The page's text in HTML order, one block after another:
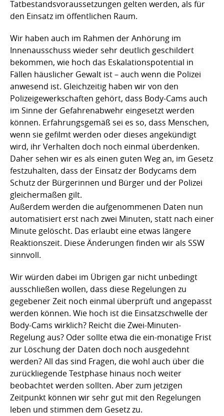
Tatbestandsvoraussetzungen gelten werden, als für
den Einsatz im öffentlichen Raum.
Wir haben auch im Rahmen der Anhörung im
Innenausschuss wieder sehr deutlich geschildert
bekommen, wie hoch das Eskalationspotential in
Fällen häuslicher Gewalt ist – auch wenn die Polizei
anwesend ist. Gleichzeitig haben wir von den
Polizeigewerkschaften gehört, dass Body-Cams auch
im Sinne der Gefahrenabwehr eingesetzt werden
können. Erfahrungsgemäß sei es so, dass Menschen,
wenn sie gefilmt werden oder dieses angekündigt
wird, ihr Verhalten doch noch einmal überdenken.
Daher sehen wir es als einen guten Weg an, im Gesetz
festzuhalten, dass der Einsatz der Bodycams dem
Schutz der Bürgerinnen und Bürger und der Polizei
gleichermaßen gilt.
Außerdem werden die aufgenommenen Daten nun
automatisiert erst nach zwei Minuten, statt nach einer
Minute gelöscht. Das erlaubt eine etwas längere
Reaktionszeit. Diese Änderungen finden wir als SSW
sinnvoll.
Wir würden dabei im Übrigen gar nicht unbedingt
ausschließen wollen, dass diese Regelungen zu
gegebener Zeit noch einmal überprüft und angepasst
werden können. Wie hoch ist die Einsatzschwelle der
Body-Cams wirklich? Reicht die Zwei-Minuten-
Regelung aus? Oder sollte etwa die ein-monatige Frist
zur Löschung der Daten doch noch ausgedehnt
werden? All das sind Fragen, die wohl auch über die
zurückliegende Testphase hinaus noch weiter
beobachtet werden sollten. Aber zum jetzigen
Zeitpunkt können wir sehr gut mit den Regelungen
leben und stimmen dem Gesetz zu.